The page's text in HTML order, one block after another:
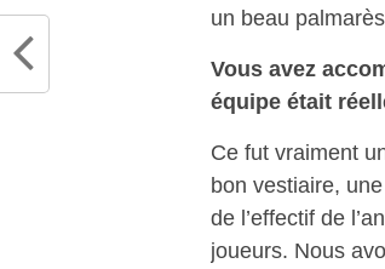
un beau
Vous avez
équipe était
Ce fut vraiment
bon vestiaire,
de l’effectif de
joueurs. Nous